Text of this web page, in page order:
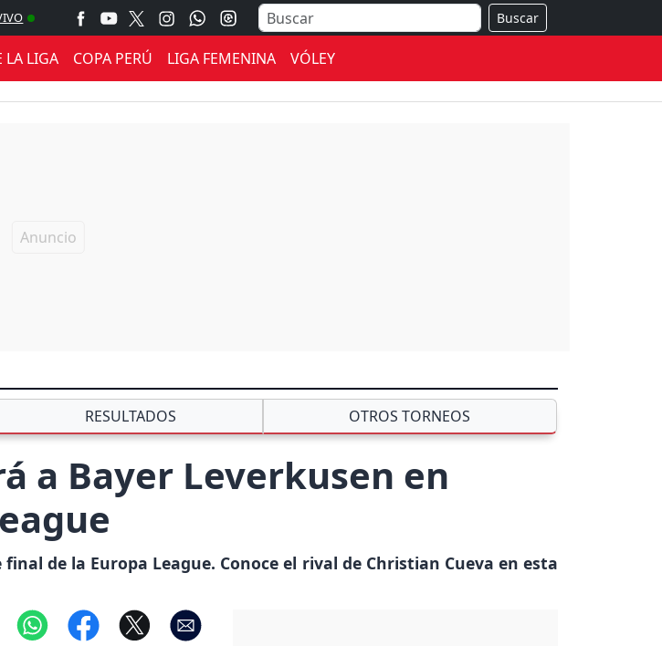
Buscar
LA LIGA COPA PERÚ LIGA FEMENINA VÓLEY
RESULTADOS OTROS TORNEOS
a Bayer Leverkusen en
de la Europa League. Conoce el rival de Christian Cueva en esta